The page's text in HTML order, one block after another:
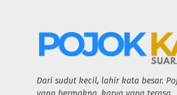
Dari sudut kecil, lahir kata besar.